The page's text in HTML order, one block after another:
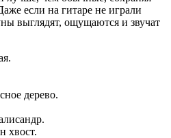
если на гитаре не играли
выглядят, ощущаются и звучат
дерево.
хвост.